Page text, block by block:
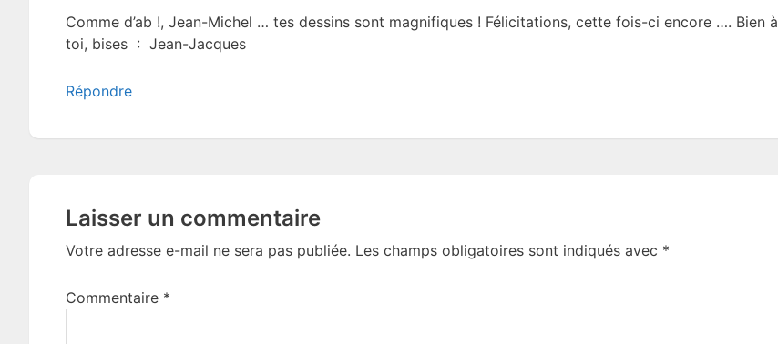
Comme d’ab !, Jean-Michel … tes dessins sont magnifiques ! Félicitations, cette fois-ci encore …. Bien à
toi, bises : Jean-Jacques
Répondre
Laisser un commentaire
Votre adresse e-mail ne sera pas publiée. Les champs obligatoires sont indiqués avec *
Commentaire *